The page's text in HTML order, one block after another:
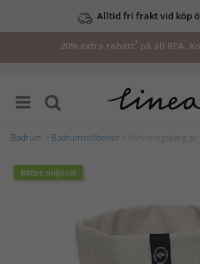
Alltid fri frakt vid köp
20% extra rabatt*på all REA.
Badrum Badrumstillbehör > Förvaringskorg
Bättre miljöval